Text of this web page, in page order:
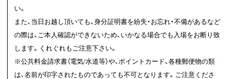
い。
また、当日お越し頂いても、身分証明書を紛失・お忘れ・不備があるなど
の際は、ご本人確認ができないため、いかなる場合でも入場をお断り致
します。くれぐれもご注意下さい。
※公共料金請求書（電気/水道等）や、ポイントカード、各種郵便物の類
は、名前が印字されたものであっても不可となります。ご注意くださ